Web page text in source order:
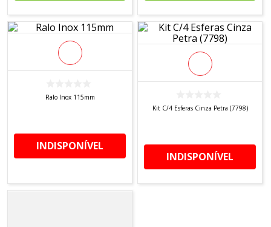
Ralo Inox 115mm
INDISPONÍVEL
Kit C/4 Esferas Cinza Petra (7798)
INDISPONÍVEL